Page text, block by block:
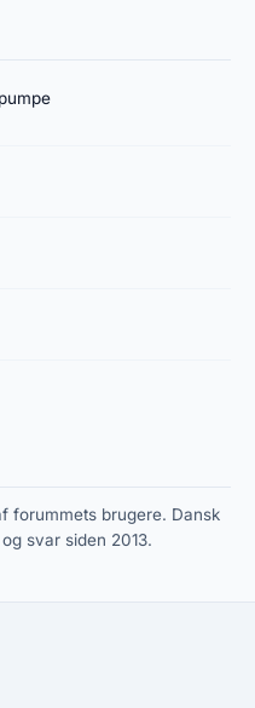
forummets brugere. Dansk
svar siden 2013.